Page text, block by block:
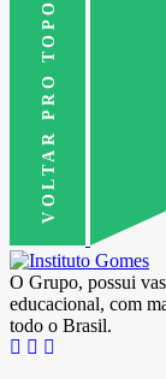
VOLTAR PRO TOPO
O Grupo, possui
educacional, com
todo o Brasil.